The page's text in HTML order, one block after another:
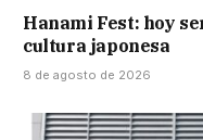
Hanami Fest: hoy
cultura japonesa
8 de agosto de 2026